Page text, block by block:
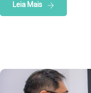
Leia Mais